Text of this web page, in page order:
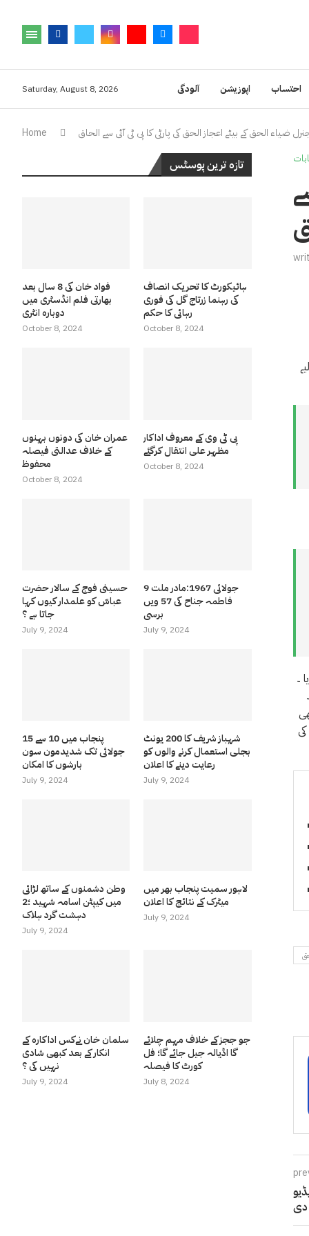
Saturday, August 8, 2026 آلودگی اپوزیشن احتساب
Home ضیاء الحق کے بیٹے اعجاز الحق کی پارٹی کا پی ٹی آئی سے الحاق
دی
تازہ ترین پوسٹس
فواد خان کی 8 سال بعد
بھارتی فلم انڈسٹری میں
دوبارہ انٹری
October 8, 2024
ہائیکورٹ کا تحریک انصاف
کی رہنما زرتاج گل کی فوری
رہائی کا حکم
October 8, 2024
عمران خان کی دونوں بہنوں
کے خلاف عدالتی فیصلہ
محفوظ
October 8, 2024
پی ٹی وی کے معروف اداکار
مظہر علی انتقال کرگئے
October 8, 2024
حسینی فوج کے سالار حضرت
عباسّ کو علمدار کیوں کہا
جاتا ہے ؟
July 9, 2024
9 جولائی 1967:مادر ملت
فاطمہ جناح کی 57 ویں
برسی
July 9, 2024
پنجاب میں 10 سے 15
جولائی تک شدیدمون سون
بارشوں کا امکان
July 9, 2024
شہباز شریف کا 200 یونٹ
بجلی استعمال کرنے والوں کو
رعایت دینے کا اعلان
July 9, 2024
وطن دشمنوں کے ساتھ لڑائی
میں کیپٹن اسامہ شہید ؛2
دہشت گرد ہلاک
July 9, 2024
لاہور سمیت پنجاب بھر میں
میٹرک کے نتائج کا اعلان
July 9, 2024
سلمان خان نےکس اداکارہ کے
انکار کے بعد کبھی شادی
نہیں کی ؟
July 9, 2024
جو ججز کے خلاف مہم چلائے
گا اڈیالہ جیل جائے گا؛ فل
کورٹ کا فیصلہ
July 8, 2024